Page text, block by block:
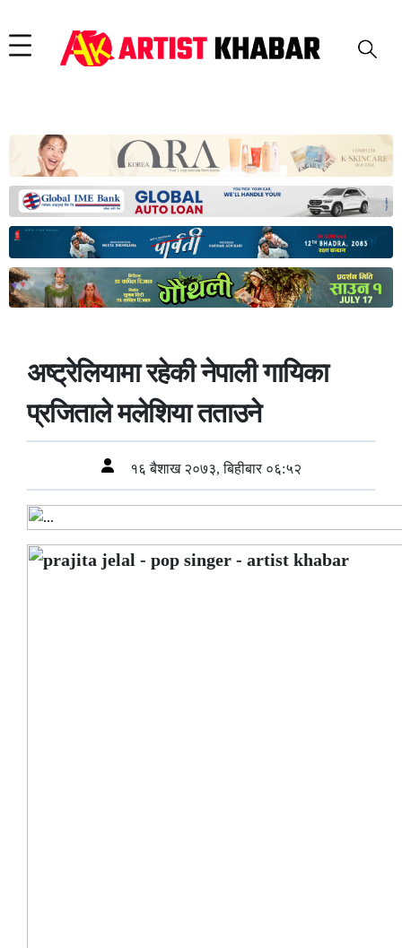
अष्ट्रेलियामा रहेकी नेपाली गायिका
प्रजिताले मलेशिया तताउने
१६ बैशाख २०७३, बिहीबार ०६:५२